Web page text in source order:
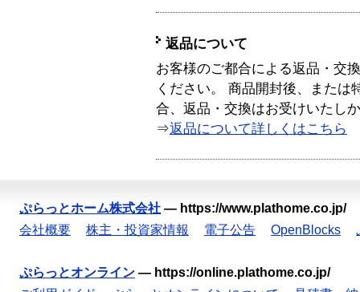
返品について
お客様のご都合による返品・交
ください。 商品開封後、または
合、返品・交換はお受けいたし
⇒返品について詳しくはこちら
ぷらっとホーム株式会社 — https://www.plathome.co.jp/
会社概要
株主・投資家情報 電子公告 OpenBlocks
ぷらっとオンライン — https://online.plathome.co.jp/